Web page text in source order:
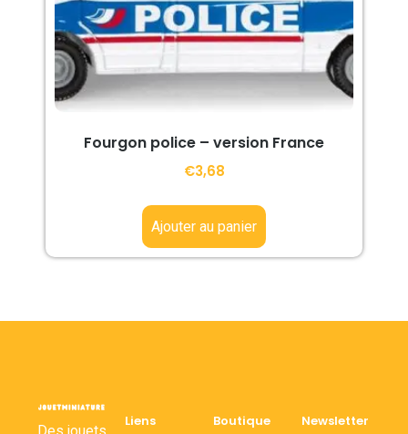
Fourgon police – version France
€3,68
Ajouter au panier
Liens
Boutique
Newsletter